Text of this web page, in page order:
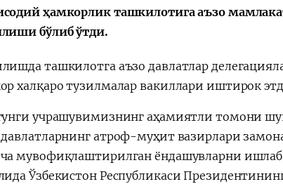
ҳамкорлик ташкилотига аъзо
бўлиб ўтди.
ташкилотга аъзо давлатлар
халқаро тузилмалар вакиллари иштирок
учрашувимизнинг аҳамиятли томони
давлатларнинг атроф-муҳит вазирлари
мувофиқлаштирилган ёндашувларни
Ўзбекистон Республикаси